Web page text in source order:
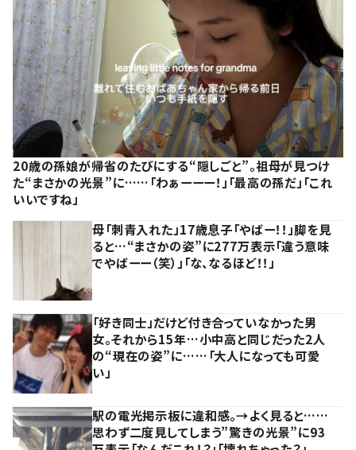
20歳の孫娘が帰省のたびにする“隠しごと”。祖母が見つけ
た“まさかの光景”に……「わぁーーー！」「最高の孫だ」「これ
いいですね」
母「刺青入れた」17歳息子「やばー！！」脚を見
ると…“まさかの姿”に277万表示「違う意味
でやばーー（笑）」「な、なるほど！！」
「好き同士」だけど付き合っていなかった男
女。それから15年…小中高と同じだった2人
の“現在の姿”に……「大人になっても可愛
い」
駅の電光掲示板に違和感。→よく見ると……
思わず二度見してしまう”驚きの光景”に93